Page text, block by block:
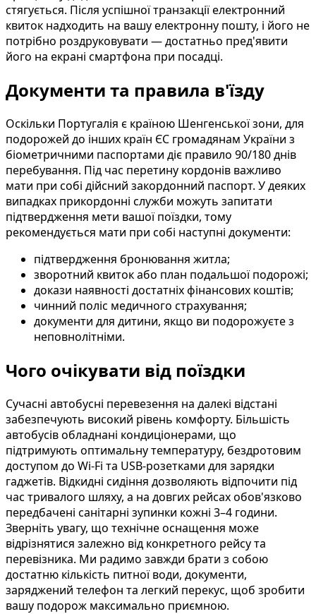
стягується. Після успішної транзакції електронний
квиток надходить на вашу електронну пошту, і його не
потрібно роздруковувати — достатньо пред'явити
його на екрані смартфона при посадці.
Документи та правила в'їзду
Оскільки Португалія є країною Шенгенської зони, для
подорожей до інших країн ЄС громадянам України з
біометричними паспортами діє правило 90/180 днів
перебування. Під час перетину кордонів важливо
мати при собі дійсний закордонний паспорт. У деяких
випадках прикордонні служби можуть запитати
підтвердження мети вашої поїздки, тому
рекомендується мати при собі наступні документи:
підтвердження бронювання житла;
зворотний квиток або план подальшої подорожі;
докази наявності достатніх фінансових коштів;
чинний поліс медичного страхування;
документи для дитини, якщо ви подорожуєте з
неповнолітніми.
Чого очікувати від поїздки
Сучасні автобусні перевезення на далекі відстані
забезпечують високий рівень комфорту. Більшість
автобусів обладнані кондиціонерами, що
підтримують оптимальну температуру, бездротовим
доступом до Wi-Fi та USB-розетками для зарядки
гаджетів. Відкидні сидіння дозволяють відпочити під
час тривалого шляху, а на довгих рейсах обов'язково
передбачені санітарні зупинки кожні 3–4 години.
Зверніть увагу, що технічне оснащення може
відрізнятися залежно від конкретного рейсу та
перевізника. Ми радимо завжди брати з собою
достатню кількість питної води, документи,
заряджений телефон та легкий перекус, щоб зробити
вашу подорож максимально приємною.